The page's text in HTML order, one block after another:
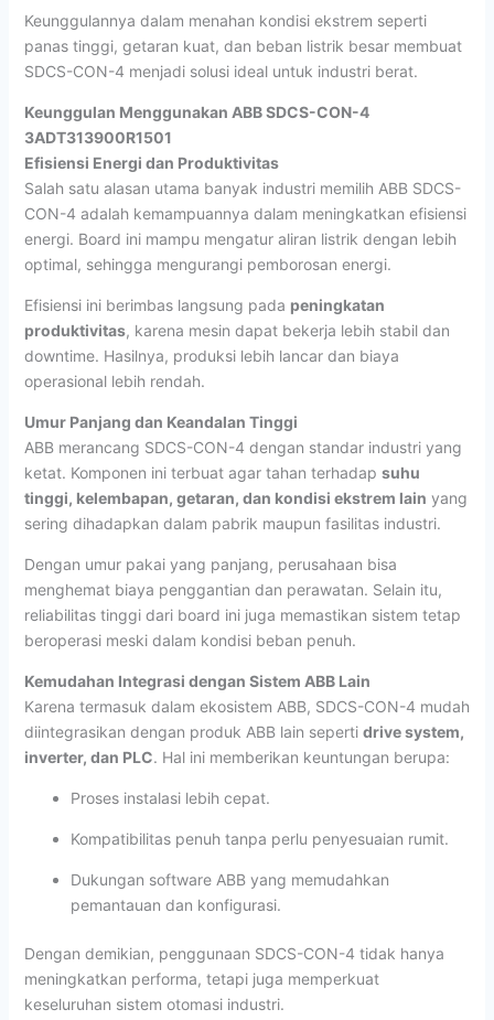
Keunggulannya dalam menahan kondisi ekstrem seperti
panas tinggi, getaran kuat, dan beban listrik besar membuat
SDCS-CON-4 menjadi solusi ideal untuk industri berat.
Keunggulan Menggunakan ABB SDCS-CON-4
3ADT313900R1501
Efisiensi Energi dan Produktivitas
Salah satu alasan utama banyak industri memilih ABB SDCS-
CON-4 adalah kemampuannya dalam meningkatkan efisiensi
energi. Board ini mampu mengatur aliran listrik dengan lebih
optimal, sehingga mengurangi pemborosan energi.
Efisiensi ini berimbas langsung pada peningkatan
produktivitas, karena mesin dapat bekerja lebih stabil dan
downtime. Hasilnya, produksi lebih lancar dan biaya
operasional lebih rendah.
Umur Panjang dan Keandalan Tinggi
ABB merancang SDCS-CON-4 dengan standar industri yang
ketat. Komponen ini terbuat agar tahan terhadap suhu
tinggi, kelembapan, getaran, dan kondisi ekstrem lain yang
sering dihadapkan dalam pabrik maupun fasilitas industri.
Dengan umur pakai yang panjang, perusahaan bisa
menghemat biaya penggantian dan perawatan. Selain itu,
reliabilitas tinggi dari board ini juga memastikan sistem tetap
beroperasi meski dalam kondisi beban penuh.
Kemudahan Integrasi dengan Sistem ABB Lain
Karena termasuk dalam ekosistem ABB, SDCS-CON-4 mudah
diintegrasikan dengan produk ABB lain seperti drive system,
inverter, dan PLC. Hal ini memberikan keuntungan berupa:
Proses instalasi lebih cepat.
Kompatibilitas penuh tanpa perlu penyesuaian rumit.
Dukungan software ABB yang memudahkan
pemantauan dan konfigurasi.
Dengan demikian, penggunaan SDCS-CON-4 tidak hanya
meningkatkan performa, tetapi juga memperkuat
keseluruhan sistem otomasi industri.